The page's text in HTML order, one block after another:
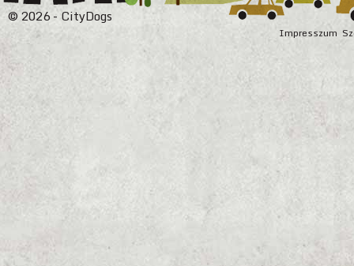
Impresszum
© 2026 - CityDogs